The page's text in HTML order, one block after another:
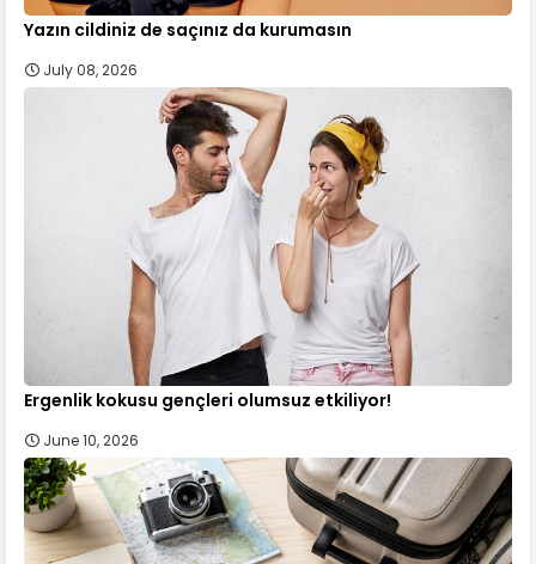
Yazın cildiniz de saçınız da kurumasın
July 08, 2026
Ergenlik kokusu gençleri olumsuz etkiliyor!
June 10, 2026